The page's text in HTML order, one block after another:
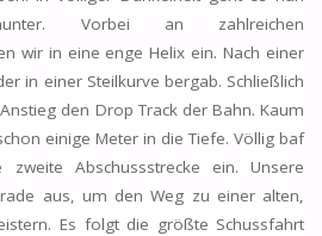
Vorbei an zahlreichen
wir in eine enge Helix ein. Nach einer
in einer Steilkurve bergab. Schließlich
den Drop Track der Bahn. Kaum
einige Meter in die Tiefe. Völlig baf
Abschussstrecke ein. Unsere
aus, um den Weg zu einer alten,
Es folgt die größte Schussfahrt